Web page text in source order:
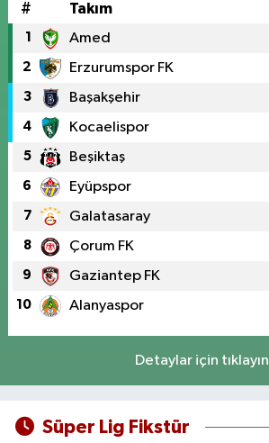
# Takım
1 Amed
2 Erzurumspor FK
3 Başakşehir
4 Kocaelispor
5 Beşiktaş
6 Eyüpspor
7 Galatasaray
8 Çorum FK
9 Gaziantep FK
10 Alanyaspor
Detaylar için tıklayın
Süper Lig Fikstür